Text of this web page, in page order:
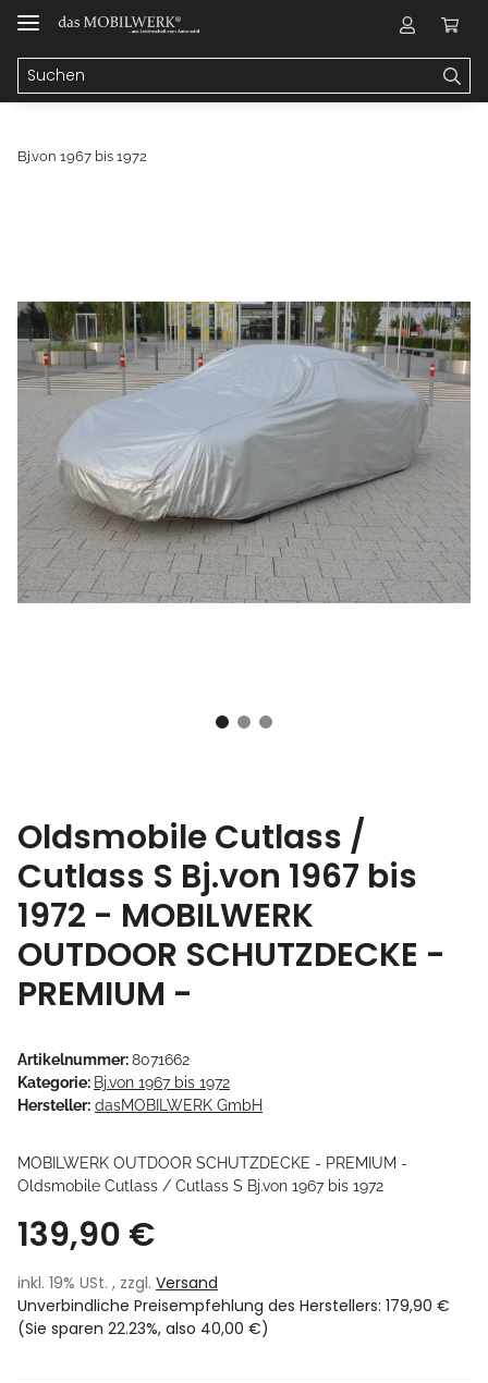
Bj.von 1967 bis 1972
Oldsmobile Cutlass /
Cutlass S Bj.von 1967 bis
1972 - MOBILWERK
OUTDOOR SCHUTZDECKE -
PREMIUM -
Artikelnummer:8071662
Kategorie: Bj.von 1967 bis 1972
Hersteller: dasMOBILWERK GmbH
MOBILWERK OUTDOOR SCHUTZDECKE - PREMIUM -
Oldsmobile Cutlass / Cutlass S Bj.von 1967 bis 1972
139,90 €
inkl. 19% USt. , zzgl. Versand
Unverbindliche Preisempfehlung des Herstellers: 179,90 €
(Sie sparen 22.23%, also 40,00 €)